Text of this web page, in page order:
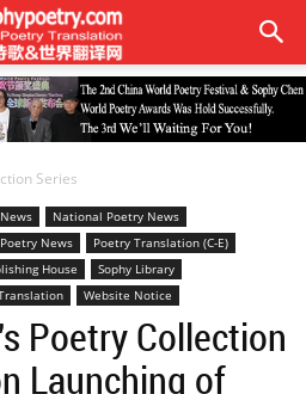
Series
National Poetry News
Poetry News
Poetry Translation (C-E)
House
Sophy Library
Website Notice
Poetry Collection
Launching of